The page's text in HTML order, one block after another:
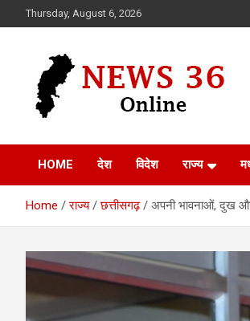
to
Thursday, August 6, 2026
News 36
HOME देश विदेश राज्य
Home राज्य छत्तीसगढ़ अपनी भावनाओं, दुख